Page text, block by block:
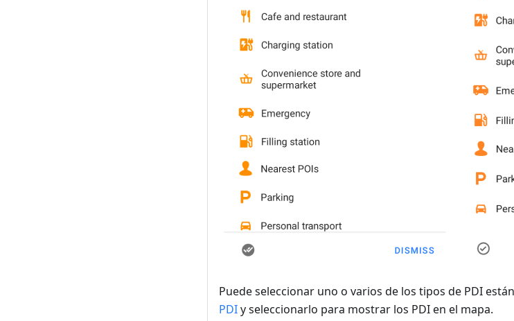
Puede seleccionar uno o varios de los tipos de PDI
PDIy seleccionarlo para mostrar los PDI en el mapa.